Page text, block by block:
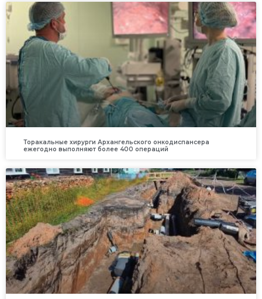
Торакальные хирурги Архангельского онкодиспансера
ежегодно выполняют более 400 операций